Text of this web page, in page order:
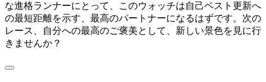
な進格ランナーにとって、このウォッチは自己ベスト更新へ
の最短距離を示す、最高のパートナーになるはずです。次の
レース、自分への最高のご褒美として、新しい景色を見に行
きませんか？